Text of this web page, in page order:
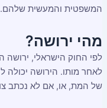
המשפטית והמעשית שלהם.
מהי ירושה?
לפי החוק הישראלי, ירושה
לאחר מותו. הירושה יכולה
של המת, או, אם לא נכתב